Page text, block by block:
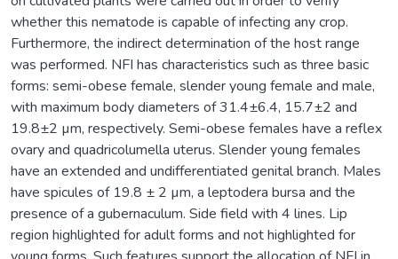
whether this nematode is capable of infecting any crop.
Furthermore, the indirect determination of the host range
was performed. NFI has characteristics such as three basic
forms: semi-obese female, slender young female and male,
with maximum body diameters of 31.4±6.4, 15.7±2 and
19.8±2 µm, respectively. Semi-obese females have a reflex
ovary and quadricolumella uterus. Slender young females
have an extended and undifferentiated genital branch. Males
have spicules of 19.8 ± 2 µm, a leptodera bursa and the
presence of a gubernaculum. Side field with 4 lines. Lip
region highlighted for adult forms and not highlighted for